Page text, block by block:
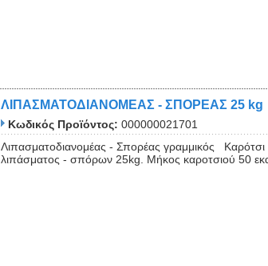
ΛΙΠΑΣΜΑΤΟΔΙΑΝΟΜΕΑΣ - ΣΠΟΡΕΑΣ 25 kg
Κωδικός Προϊόντος: 000000021701
Λιπασματοδιανομέας - Σπορέας γραμμικός
λιπάσματος - σπόρων 25kg. Μήκος καροτσιού 50